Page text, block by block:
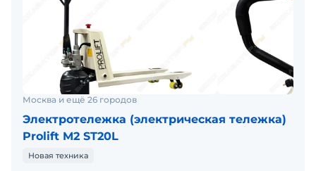
Москва и ещё 26 городов
Электротележка (электрическая тележка)
Prolift M2 ST20L
Новая техника